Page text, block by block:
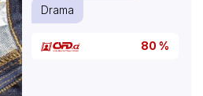
Drama
80 %